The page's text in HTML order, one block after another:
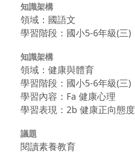
知識架構
領域：國語文
學習階段：國小5-6年級(三)
知識架構
領域：健康與體育
學習階段：國小5-6年級(三)
學習內容：Fa 健康心理
學習表現：2b 健康正向態度
議題
閱讀素養教育